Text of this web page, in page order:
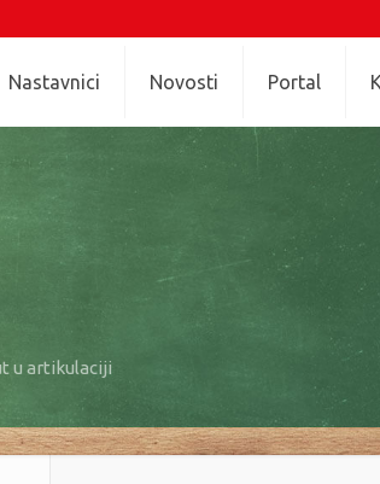
Nastavnici Novosti Portal
u artikulaciji